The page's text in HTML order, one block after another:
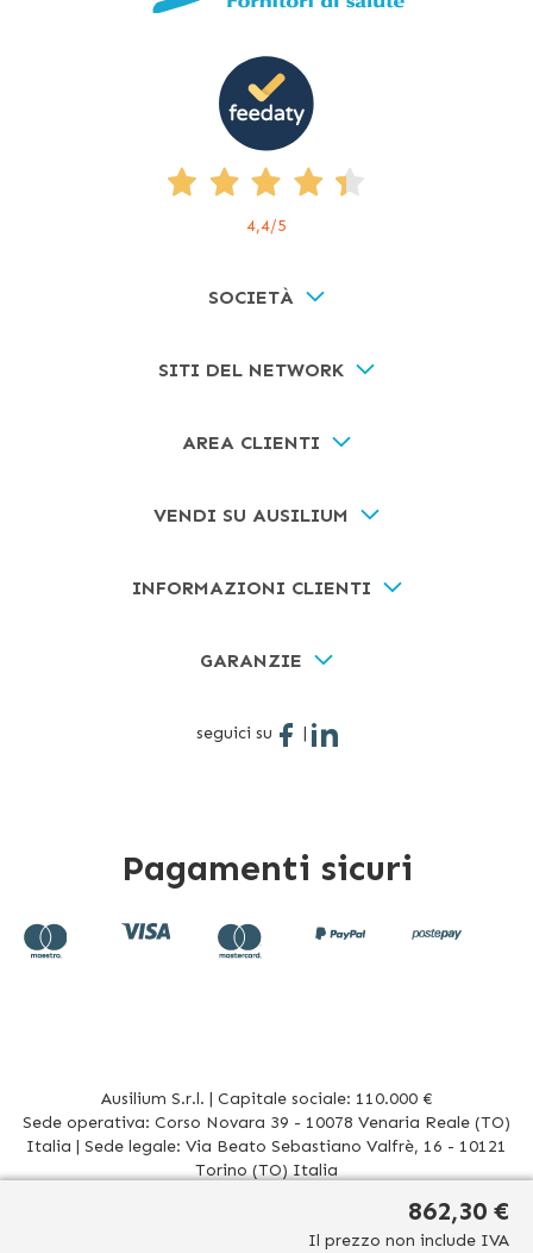
862,30 €
Il prezzo non include IVA
4,4/5
SOCIETÀ
SITI DEL NETWORK
AREA CLIENTI
VENDI SU AUSILIUM
INFORMAZIONI CLIENTI
GARANZIE
seguici su |
Pagamenti sicuri
Ausilium S.r.l. | Capitale sociale: 110.000 €
Sede operativa: Corso Novara 39 - 10078 Venaria Reale (TO)
Italia | Sede legale: Via Beato Sebastiano Valfrè, 16 - 10121
Torino (TO) Italia